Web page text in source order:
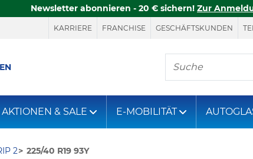
Newsletter abonnieren - 20 € sichern! Zur
KARRIERE FRANCHISE GESCHÄFTSKUNDEN
Hier finden Sie,
AKTIONEN & SALE E-MOBILITÄT
2 225/40 R19 93Y